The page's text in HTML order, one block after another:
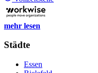
mehr lesen
Städte
Essen